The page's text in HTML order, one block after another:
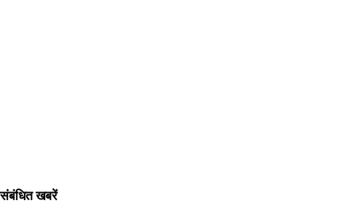
संबंधित खबरें